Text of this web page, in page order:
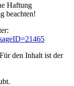
Haftung
beachten!
den Inhalt ist der